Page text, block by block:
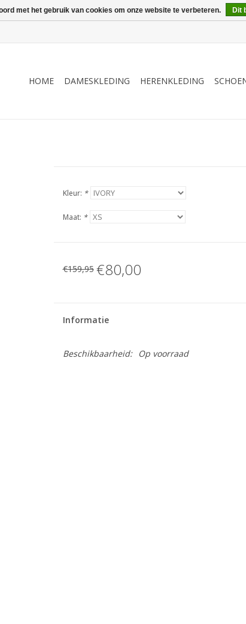
HOME DAMESKLEDING HERENKLEDING
Kleur: *
Maat: *
€159,95 €80,00
Informatie
Beschikbaarheid: Op voorraad
met het gebruik van cookies om onze website te verbeteren. Dit